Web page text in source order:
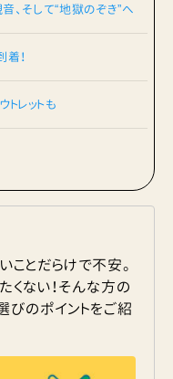
、そして“地獄のぞき”へ
着！
レットも
ことだらけで不安。
くない！そんな方の
びのポイントをご紹